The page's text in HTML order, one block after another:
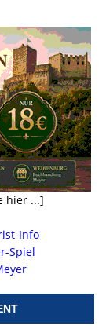
hier ...]
Info
Spiel